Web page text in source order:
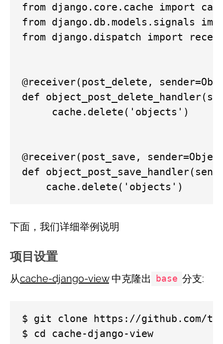
from django.core.cache import
from django.db.models.signals
from django.dispatch import
@receiver(post_delete,
def
     cache.delete('objects')
@receiver(post_save,
def
    cache.delete('objects')
下面，我们详细举例说明
项目设置
从cache-django-view中克隆出 base 分支:
$ git clone https://github.com/
$ cd cache-django-view